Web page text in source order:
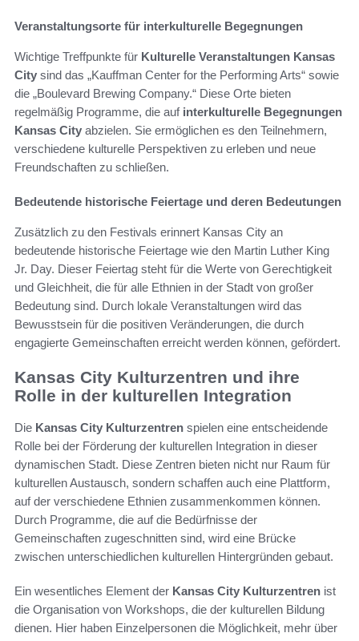
Veranstaltungsorte für interkulturelle Begegnungen
Wichtige Treffpunkte für Kulturelle Veranstaltungen Kansas
City sind das „Kauffman Center for the Performing Arts“ sowie
die „Boulevard Brewing Company.“ Diese Orte bieten
regelmäßig Programme, die auf interkulturelle Begegnungen
Kansas City abzielen. Sie ermöglichen es den Teilnehmern,
verschiedene kulturelle Perspektiven zu erleben und neue
Freundschaften zu schließen.
Bedeutende historische Feiertage und deren Bedeutungen
Zusätzlich zu den Festivals erinnert Kansas City an
bedeutende historische Feiertage wie den Martin Luther King
Jr. Day. Dieser Feiertag steht für die Werte von Gerechtigkeit
und Gleichheit, die für alle Ethnien in der Stadt von großer
Bedeutung sind. Durch lokale Veranstaltungen wird das
Bewusstsein für die positiven Veränderungen, die durch
engagierte Gemeinschaften erreicht werden können, gefördert.
Kansas City Kulturzentren und ihre
Rolle in der kulturellen Integration
Die Kansas City Kulturzentren spielen eine entscheidende
Rolle bei der Förderung der kulturellen Integration in dieser
dynamischen Stadt. Diese Zentren bieten nicht nur Raum für
kulturellen Austausch, sondern schaffen auch eine Plattform,
auf der verschiedene Ethnien zusammenkommen können.
Durch Programme, die auf die Bedürfnisse der
Gemeinschaften zugeschnitten sind, wird eine Brücke
zwischen unterschiedlichen kulturellen Hintergründen gebaut.
Ein wesentliches Element der Kansas City Kulturzentren ist
die Organisation von Workshops, die der kulturellen Bildung
dienen. Hier haben Einzelpersonen die Möglichkeit, mehr über